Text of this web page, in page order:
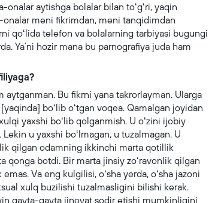
aytishga bolalar bilan toʻgʻri, yaqin
onalar meni fikrimdan, meni tanqidimdan
qoʻlida telefon va bolalarning tarbiyasi bugungi
Yaʼni hozir mana bu parnografiya juda ham
Bu fikrni yana takrorlayman. Ularga
boʻlib oʻtgan voqea. Qamalgan joyidan
yaxshi boʻlib qolganmish. U oʻzini ijobiy
u yaxshi boʻlmagan, u tuzalmagan. U
qilgan odamning ikkinchi marta qotillik
qonga botdi. Bir marta jinsiy zoʻravonlik qilgan
Va eng kulgilisi, oʻsha yerda, oʻsha jazoni
xulq buzilishi tuzalmasligini bilishi kerak.
qayta-qayta jinoyat sodir etishi mumkinligini